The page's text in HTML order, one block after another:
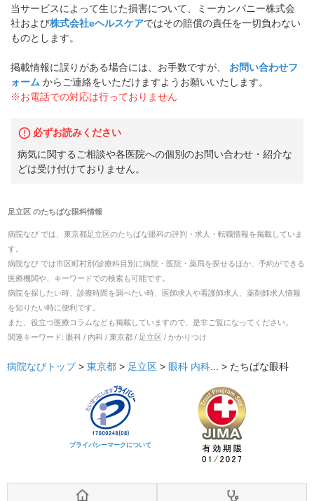
当サービスによって生じた損害について、ミーカンパニー株式会
社および株式会社eヘルスケアではその賠償の責任を一切負わない
ものとします。
掲載情報に誤りがある場合には、お手数ですが、
お問い合わせフ
ォーム からご連絡をいただけますようお願いいたします。
※お電話での対応は行っておりません
必ずお読みください
病気に関するご相談や各医院への個別のお問い合わせ・紹介な
どは受け付けておりません。
足立区のたちばな眼科情報
病院なび では、 東京都足立区のたちばな眼科の評判・求人・転職情報を掲載していま
す。
病院なび では市区町村別/診療科目別に病院・医院・薬局を探せるほか、予約ができる
医療機関や、キーワードでの検索も可能です。
病院を探したい時、診療時間を調べたい時、医師求人や看護師求人、薬剤師求人情報
を知りたい時に便利です。
また、役立つ医療コラムなども掲載していますので、是非ご覧になってください。
関連キーワード: 眼科 / 内科 / 東京都 / 足立区 / かかりつけ
病院なびトップ > 東京都 > 足立区 > 眼科 内科... > たちばな眼科
プライバシーマークについて